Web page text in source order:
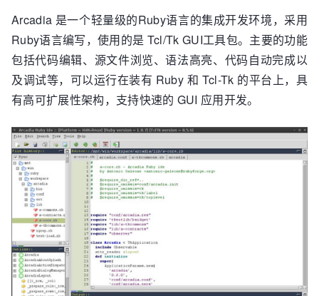
Arcadia 是一个轻量级的Ruby语言的集成开发环境，采用
Ruby语言编写，使用的是 Tcl/Tk GUI工具包。主要的功能
包括代码编辑、源文件浏览、语法高亮、代码自动完成以
及调试等，可以运行在装有 Ruby 和 Tcl-Tk 的平台上，具
有高可扩展性架构，支持快速的 GUI 应用开发。